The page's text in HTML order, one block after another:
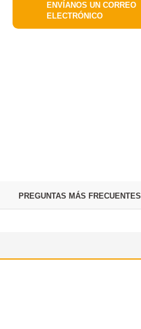
ENVÍANOS UN CORREO
ELECTRÓNICO
PREGUNTAS MÁS FRECUENTES